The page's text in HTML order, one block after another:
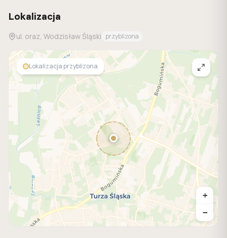
Lokalizacja
ul. oraz, Wodzisław Śląski przyblizona
+
−
Lokalizacja przyblizona